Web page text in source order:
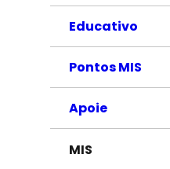
Educativo
Pontos MIS
Apoie
MIS